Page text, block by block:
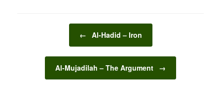
← Al-Hadid – Iron
Al-Mujadilah – The Argument →